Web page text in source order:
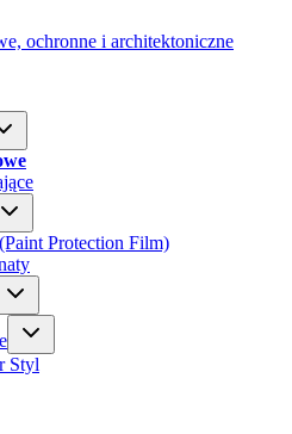
(Paint Protection Film)
Styl